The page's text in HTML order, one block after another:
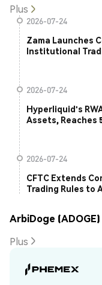
Plus
2026-07-24
Zama Launches
Institutional
2026-07-24
Hyperliquid's
Assets, Reaches
2026-07-24
CFTC Extends
Trading Rules to
ArbiDoge
Plus